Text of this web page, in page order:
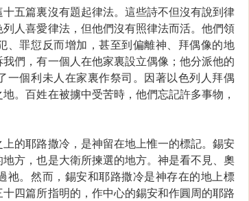
五篇裏沒有題起律法。這些詩不但沒有說到律
人喜愛律法，但他們沒有照律法而活。他們領
、罪愆反而增加，甚至到偏離神、拜偶像的地
們，有一個人在他家裏設立偶像；他分派他的
一個利未人在家裏作祭司。因著以色列人拜偶
。百姓在被擄中受苦時，他們忘記許多事物，
的耶路撒冷，是神留在地上惟一的標記。錫安
方，也是大衛所揀選的地方。神是看不見、奧
祂。然而，錫安和耶路撒冷是神存在的地上標
四篇所指明的，作中心的錫安和作圓周的耶路